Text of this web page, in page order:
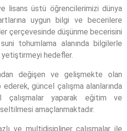
lisans üstü öğrencilerimizi dünya
uygun bilgi ve becerilere
çerçevesinde düşünme becerisini
tohumlama alanında bilgilerle
yetiştirmeyi hedefler.
değişen ve gelişmekte olan
güncel çalışma alanlarında
çalışmalar yaparak eğitim ve
amaçlanmaktadır.
ve multidisipliner çalışmalar ile